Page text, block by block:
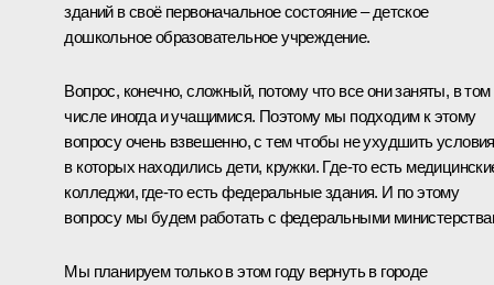
зданий в своё первоначальное состояние – детское
дошкольное образовательное учреждение.
Вопрос, конечно, сложный, потому что все они заняты, в том
числе иногда и учащимися. Поэтому мы подходим к этому
вопросу очень взвешенно, с тем чтобы не ухудшить
в которых находились дети, кружки. Где‑то есть
колледжи, где‑то есть федеральные здания. И по этому
вопросу мы будем работать с федеральными
Мы планируем только в этом году вернуть в городе